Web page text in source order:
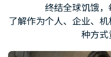
终结全球饥饿
了解作为个人、企业、
种方